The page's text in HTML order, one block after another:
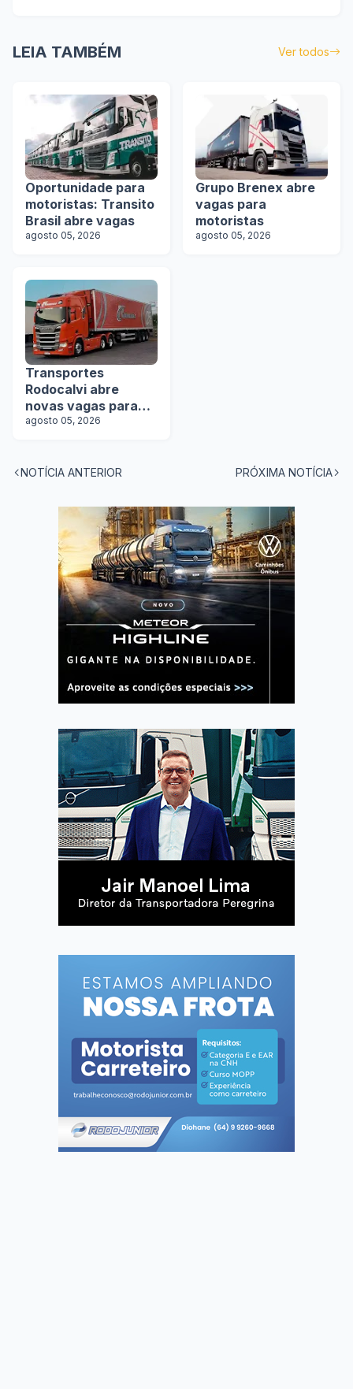
LEIA TAMBÉM Ver todos
Oportunidade para
motoristas: Transito
Brasil abre vagas
agosto 05, 2026
Grupo Brenex abre
vagas para
motoristas
agosto 05, 2026
Transportes
Rodocalvi abre
novas vagas para
motoristas
agosto 05, 2026
NOTÍCIA ANTERIOR PRÓXIMA NOTÍCIA